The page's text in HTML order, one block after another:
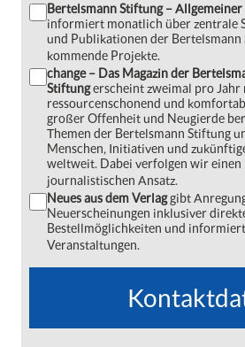
Bertelsmann Stiftung –
informiert monatlich über zentrale
und Publikationen der
kommende Projekte.
change – Das Magazin der
Stiftungerscheint zweimal pro Jahr
ressourcenschonend und
großer Offenheit und Neugierde
Themen der Bertelsmann Stiftung
Menschen, Initiativen und
weltweit. Dabei verfolgen wir
journalistischen Ansatz.
Neues aus dem Verlaggibt
Neuerscheinungen inklusiver
Bestellmöglichkeiten und
Veranstaltungen.